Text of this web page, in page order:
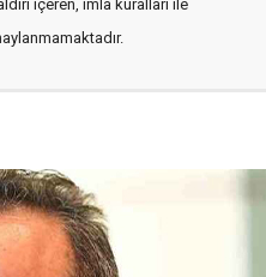
içeren, imla kuralları ile